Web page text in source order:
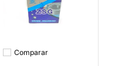
Añadir a comparar
Comparar